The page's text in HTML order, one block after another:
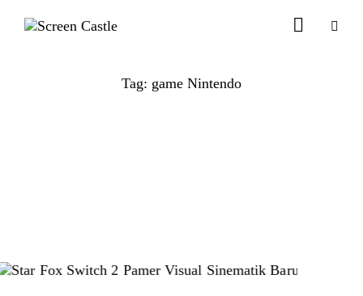
Tag: game Nintendo